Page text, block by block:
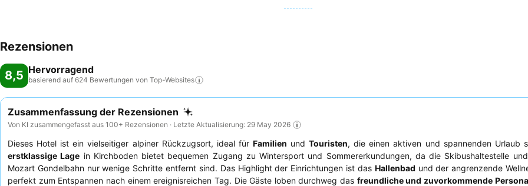
Rezensionen
8,5 Hervorragend
basierend auf 624 Bewertungen von Top-Websites
Zusammenfassung der Rezensionen
Von KI zusammengefasst aus 100+ Rezensionen · Letzte Aktualisierung: 29 May 2026
Dieses Hotel ist ein vielseitiger alpiner Rückzugsort, ideal für Familien undTouristen, die einen aktiven und spannenden Urlaub
erstklassige Lage in Kirchboden bietet bequemen Zugang zu Wintersport und Sommererkundungen, da die Skibushaltestelle
Mozart Gondelbahn nur wenige Schritte entfernt sind. Das Highlight der Einrichtungen ist das Hallenbad und der angrenzende
perfekt zum Entspannen nach einem ereignisreichen Tag. Die Gäste loben durchweg das freundliche und zuvorkommende